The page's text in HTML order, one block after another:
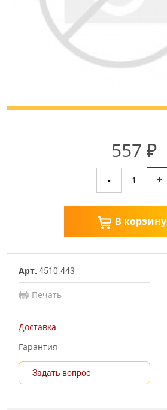
557 ₽
- 1 +
В корзину
Арт. 4510.443
Печать
Доставка
Гарантия
Задать вопрос